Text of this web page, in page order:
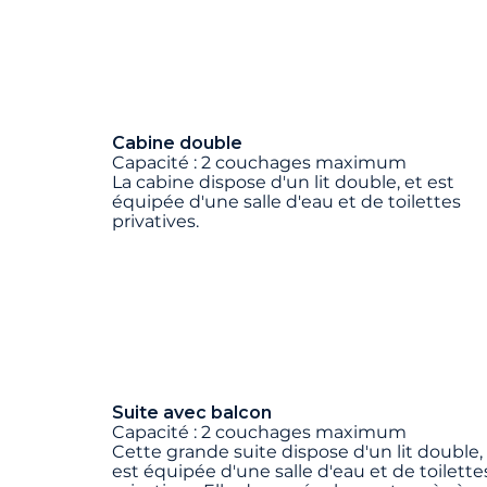
Cabine double
Capacité : 2 couchages maximum
La cabine dispose d'un lit double, et est
équipée d'une salle d'eau et de toilettes
privatives.
Suite avec balcon
Capacité : 2 couchages maximum
Cette grande suite dispose d'un lit double,
est équipée d'une salle d'eau et de